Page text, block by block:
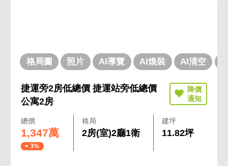
格局圖 照片 AI導覽 AI煥裝 AI清空
捷運旁2房低總價 捷運站旁低總價
公寓2房
總價
1,347萬
3%
格局
2房(室)2廳1衛
建坪
11.82坪